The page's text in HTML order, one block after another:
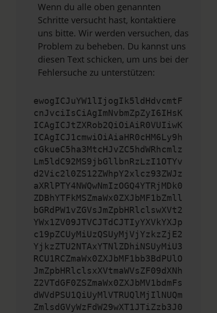
Wenn du alle oben genannten
Schritte versucht hast, kontaktiere
uns bitte. Wir werden versuchen, das
Problem zu beheben. Du kannst uns
diesen Text schicken, um uns bei der
Fehlersuche zu unterstützen:
ewogICJuYW1lIjogIk5ldHdvcmtF
cnJvciIsCiAgImNvbmZpZyI6IHsK
ICAgICJtZXRob2QiOiAiR0VUIiwK
ICAgICJ1cmwiOiAiaHR0cHM6Ly9h
cGkueC5ha3MtcHJvZC5hdWRhcmlz
Lm5ldC92MS9jbGllbnRzLzI1OTYv
d2Vic2l0ZS12ZWhpY2xlcz93ZWJz
aXRlPTY4NWQwNmIzOGQ4YTRjMDk0
ZDBhYTFkMSZmaWx0ZXJbMF1bZmll
bGRdPW1vZGVsJmZpbHRlclswXVt2
YWx1ZV09JTVCJTdCJTIyYXVkYXJp
c19pZCUyMiUzQSUyMjVjYzkzZjE2
YjkzZTU2NTAxYTNlZDhiNSUyMiU3
RCU1RCZmaWx0ZXJbMF1bb3BdPUlO
JmZpbHRlclsxXVtmaWVsZF09dXNh
Z2VTdGF0ZSZmaWx0ZXJbMV1bdmFs
dWVdPSU1QiUyMlVTRUQlMjIlNUQm
ZmlsdGVyWzFdW29wXT1JTiZzb3J0